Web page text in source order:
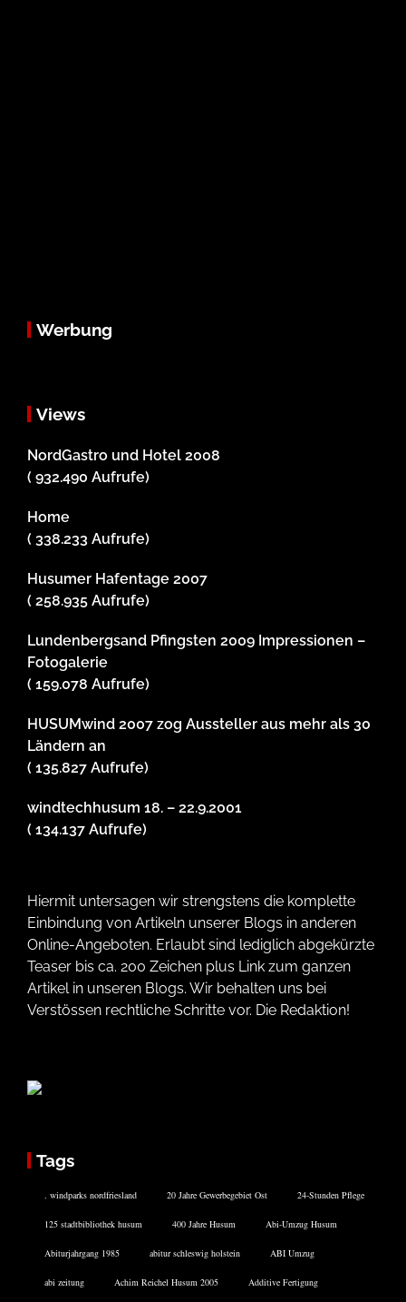
Werbung
Views
NordGastro und Hotel 2008
( 932.490 Aufrufe)
Home
( 338.233 Aufrufe)
Husumer Hafentage 2007
( 258.935 Aufrufe)
Lundenbergsand Pfingsten 2009 Impressionen –
Fotogalerie
( 159.078 Aufrufe)
HUSUMwind 2007 zog Aussteller aus mehr als 30
Ländern an
( 135.827 Aufrufe)
windtechhusum 18. – 22.9.2001
( 134.137 Aufrufe)
Hiermit untersagen wir strengstens die komplette
Einbindung von Artikeln unserer Blogs in anderen
Online-Angeboten. Erlaubt sind lediglich abgekürzte
Teaser bis ca. 200 Zeichen plus Link zum ganzen
Artikel in unseren Blogs. Wir behalten uns bei
Verstössen rechtliche Schritte vor. Die Redaktion!
Tags
. windparks nordfriesland 20 Jahre Gewerbegebiet Ost 24-Stunden Pflege
125 stadtbibliothek husum 400 Jahre Husum Abi-Umzug Husum
Abiturjahrgang 1985 abitur schleswig holstein ABI Umzug
abi zeitung Achim Reichel Husum 2005 Additive Fertigung